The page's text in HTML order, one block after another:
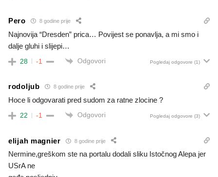
Pero 8 godine prije
Najnovija “Dresden” prica… Povijest se ponavlja, a mi smo i
dalje gluhi i slijepi…
28 -1 Odgovori Pogledaj odgovore (1)
rodoljub 8 godine prije
Hoce li odgovarati pred sudom za ratne zlocine ?
22 -1 Odgovori Pogledaj odgovore (3)
elijah magnier 8 godine prije
Nermine,greškom ste na portalu dodali sliku Istočnog Alepa jer
USrA ne